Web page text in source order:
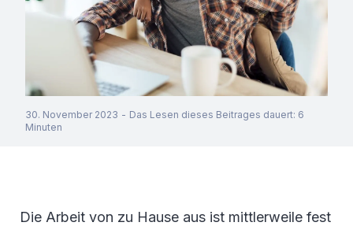
30. November 2023 - Das Lesen dieses Beitrages dauert: 6
Minuten
Die Arbeit von zu Hause aus ist mittlerweile fest